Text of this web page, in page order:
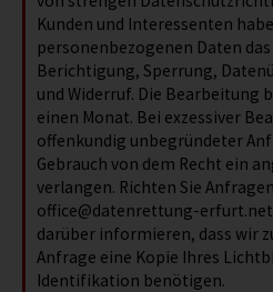
Kunden und Interessenten
personenbezogenen Daten
Berichtigung, Sperrung,
und Widerruf. Die Bearbeitung
einen Monat. Bei exzessiver
offenkundig unbegründeter
Gebrauch von dem Recht ein
verlangen. Richten Sie
office@datenrettung-
darüber informieren, dass wir
Anfrage eine Kopie Ihres
Identifikation benötigen.